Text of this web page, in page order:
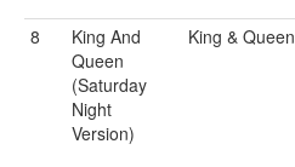
8
King And
Queen
(Saturday
Night
Version)
King & Queen